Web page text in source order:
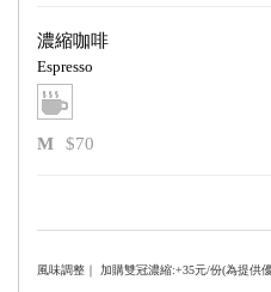
濃縮咖啡
Espresso
M $70
風味調整｜ 加購雙冠濃縮:+35元/份(為提供